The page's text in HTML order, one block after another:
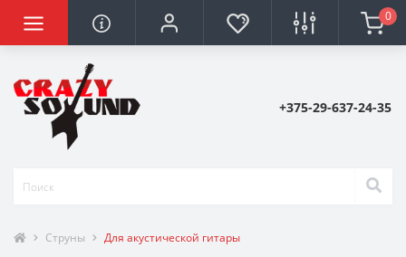
0
+375-29-637-24-35
Струны Для акустической гитары